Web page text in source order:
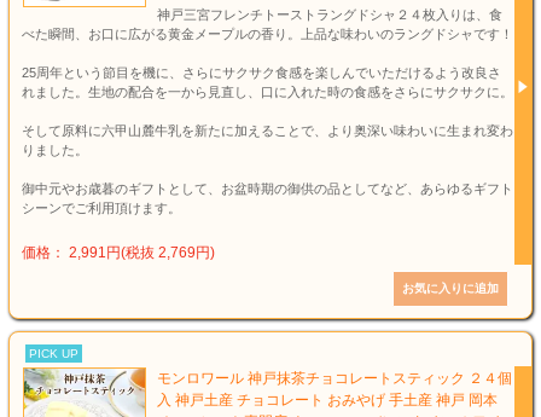
神戸三宮フレンチトーストラングドシャ２４枚入りは、食
べた瞬間、お口に広がる黄金メープルの香り。上品な味わいのラングドシャです！
25周年という節目を機に、さらにサクサク食感を楽しんでいただけるよう改良さ
れました。生地の配合を一から見直し、口に入れた時の食感をさらにサクサクに。
そして原料に六甲山麓牛乳を新たに加えることで、より奥深い味わいに生まれ変わ
りました。
御中元やお歳暮のギフトとして、お盆時期の御供の品としてなど、あらゆるギフト
シーンでご利用頂けます。
価格： 2,991円(税抜 2,769円)
PICK UP
モンロワール 神戸抹茶チョコレートスティック ２４個
入 神戸土産 チョコレート おみやげ 手土産 神戸 岡本